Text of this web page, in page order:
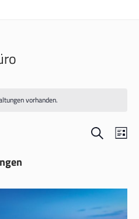
vorhanden.
SUCHE